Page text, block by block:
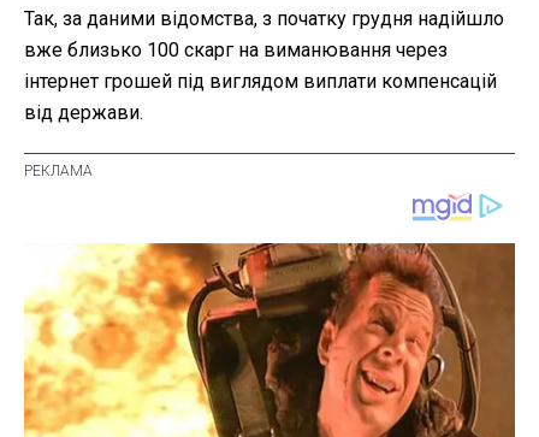
Так, за даними відомства, з початку грудня надійшло
вже близько 100 скарг на виманювання через
інтернет грошей під виглядом виплати компенсацій
від держави.